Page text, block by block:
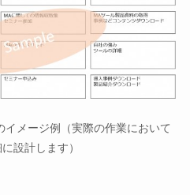
メージ例（実際の作業において
設計します）